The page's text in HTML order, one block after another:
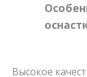
Высокое